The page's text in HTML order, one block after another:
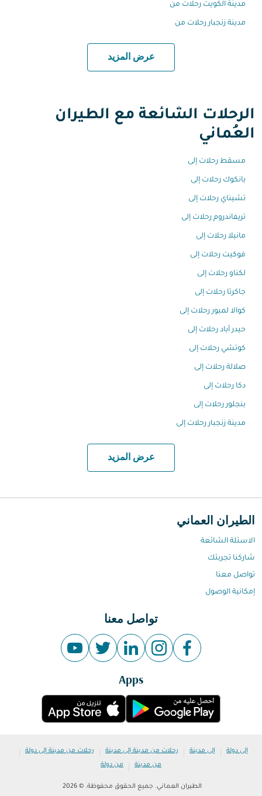
مدينة الكويت رحلات من
مدينة زنجبار رحلات من
عرض المزيد
الرحلات الشائعة مع الطيران
العُماني
مسقط رحلات إلى
بانكوك رحلات إلى
تشيناي رحلات إلى
تريفاندروم رحلات إلى
مانيلا رحلات إلى
فوكيت رحلات إلى
لكناو رحلات إلى
جاكرتا رحلات إلى
كوالا لمبور رحلات إلى
حيدر أباد رحلات إلى
كوتشي رحلات إلى
صلالة رحلات إلى
دكا رحلات إلى
بنجلور رحلات إلى
مدينة زنجبار رحلات إلى
عرض المزيد
الطيران العماني
الاسئلة الشائعة
شاركنا تجربتك
تواصل معنا
إمكانية الوصول
تواصل معنا
Apps
إلى دولة | إلى مدينة | رحلات من مدينة إلى مدينة | رحلات من مدينة إلى دولة |
من مدينة | من دولة
الطيران العماني. جميع الحقوق محفوظة. © 2026